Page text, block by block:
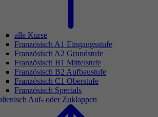
alle Kurse
Französisch A1 Eingangsstufe
Französisch A2 Grundstufe
Französisch B1 Mittelstufe
Französisch B2 Aufbaustufe
Französisch C1 Oberstufe
Französisch Specials
Auf- oder Zuklappen